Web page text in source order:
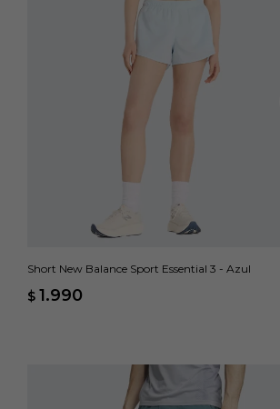
Short New Balance Sport Essential 3 - Azul
$ 1.990